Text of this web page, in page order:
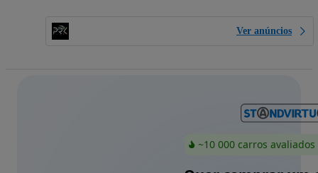
Ver anúncios
~10 000 carros